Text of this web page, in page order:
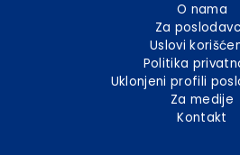
O nama
Za
Uslovi
Politika
Uklonjeni profili
Za medije
Kontakt